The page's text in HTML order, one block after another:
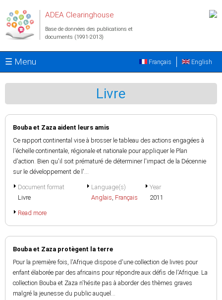
ADEA Clearinghouse
Base de données des publications et
documents (1991-2013)
☰ Menu English
Français
Livre
Bouba et Zaza aident leurs amis
Ce rapport continental vise à brosser le tableau des actions engagées à
l'échelle continentale, régionale et nationale pour appliquer le Plan
d'action. Bien qu'il soit prématuré de déterminer l'impact de la Décennie
sur le développement de l'...
Document format
Livre
Language(s)
Anglais, Français
Year
2011
Read more
Bouba et Zaza protègent la terre
Pour la première fois, l'Afrique dispose d'une collection de livres pour
enfant élaborée par des africains pour répondre aux défis de l'Afrique. La
collection Bouba et Zaza n'hésite pas à aborder des thèmes graves
malgré la jeunesse du public auquel...